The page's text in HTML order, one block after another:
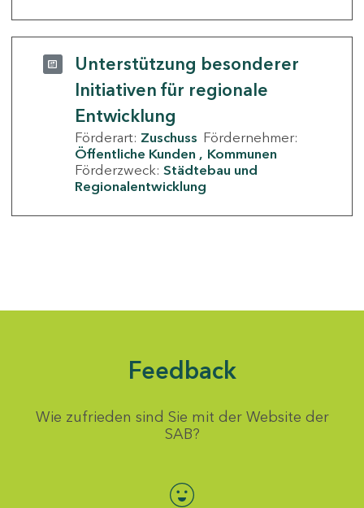
Unterstützung besonderer
Initiativen für regionale
Entwicklung
Förderart: Zuschuss Fördernehmer:
Öffentliche Kunden
Kommunen
Förderzweck: Städtebau und
Regionalentwicklung
Feedback
Wie zufrieden sind Sie mit der Website der
SAB?
Bewertung auswählen